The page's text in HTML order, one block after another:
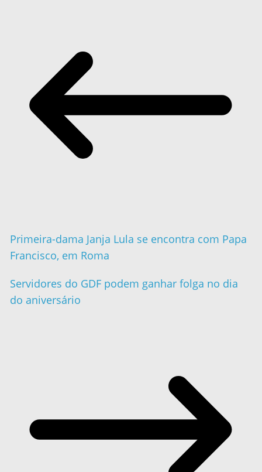
Primeira-dama Janja Lula se encontra com Papa
Francisco, em Roma
Servidores do GDF podem ganhar folga no dia
do aniversário